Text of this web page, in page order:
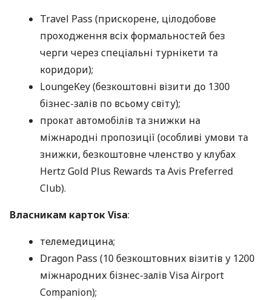
Travel Pass (прискорене, цілодобове
проходження всіх формальностей без
черги через спеціальні турнікети та
коридори);
LoungeKey (безкоштовні візити до 1300
бізнес-залів по всьому світу);
прокат автомобілів та знижки на
міжнародні пропозиції (особливі умови та
знижки, безкоштовне членство у клубах
Hertz Gold Plus Rewards та Avis Preferred
Club).
Власникам карток Visa:
телемедицина;
Dragon Pass (10 безкоштовних візитів у 1200
міжнародних бізнес-залів Visa Airport
Companion);